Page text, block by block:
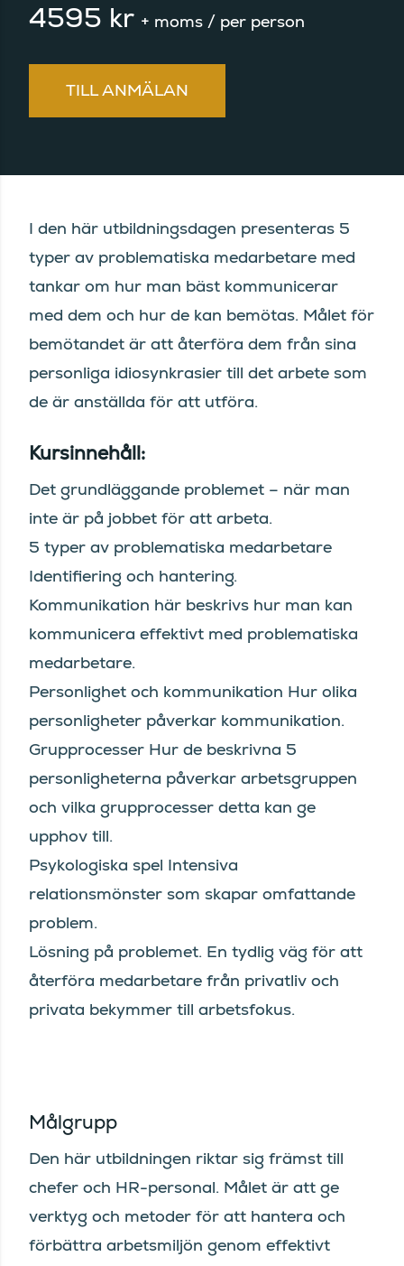
4595 kr + moms / per person
TILL ANMÄLAN
I den här utbildningsdagen presenteras 5
typer av problematiska medarbetare med
tankar om hur man bäst kommunicerar
med dem och hur de kan bemötas. Målet för
bemötandet är att återföra dem från sina
personliga idiosynkrasier till det arbete som
de är anställda för att utföra.
Kursinnehåll:
Det grundläggande problemet – när man
inte är på jobbet för att arbeta.
5 typer av problematiska medarbetare
Identifiering och hantering.
Kommunikation här beskrivs hur man kan
kommunicera effektivt med problematiska
medarbetare.
Personlighet och kommunikation Hur olika
personligheter påverkar kommunikation.
Grupprocesser Hur de beskrivna 5
personligheterna påverkar arbetsgruppen
och vilka grupprocesser detta kan ge
upphov till.
Psykologiska spel Intensiva
relationsmönster som skapar omfattande
problem.
Lösning på problemet. En tydlig väg för att
återföra medarbetare från privatliv och
privata bekymmer till arbetsfokus.
Målgrupp
Den här utbildningen riktar sig främst till
chefer och HR-personal. Målet är att ge
verktyg och metoder för att hantera och
förbättra arbetsmiljön genom effektivt